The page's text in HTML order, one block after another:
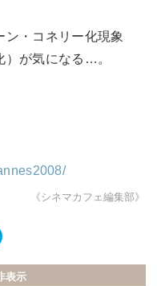
ン・コネリー化現象
）が気になる…。
《シネマカフェ編集部》
表示